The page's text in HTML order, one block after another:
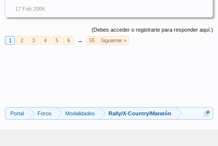
17 Feb 2006
(Debes acceder o registrarte para responder aquí.)
1
2 3 4 5 6 → 55 Siguiente >
Portal Foros Modalidades Rally/X-Country/Maratón